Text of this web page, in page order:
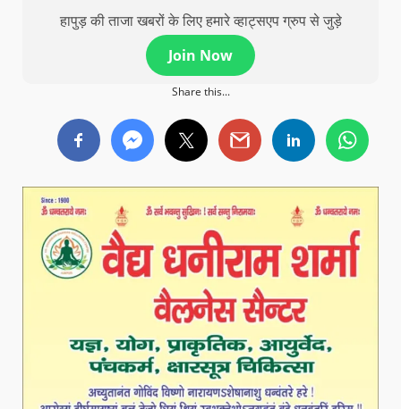
हापुड़ की ताजा खबरों के लिए हमारे व्हाट्सएप ग्रुप से जुड़े
Join Now
Share this...